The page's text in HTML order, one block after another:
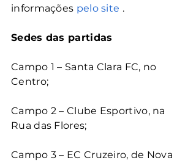
informações pelo site .
Sedes das partidas
Campo 1 – Santa Clara FC, no
Centro;
Campo 2 – Clube Esportivo, na
Rua das Flores;
Campo 3 – EC Cruzeiro, de Nova